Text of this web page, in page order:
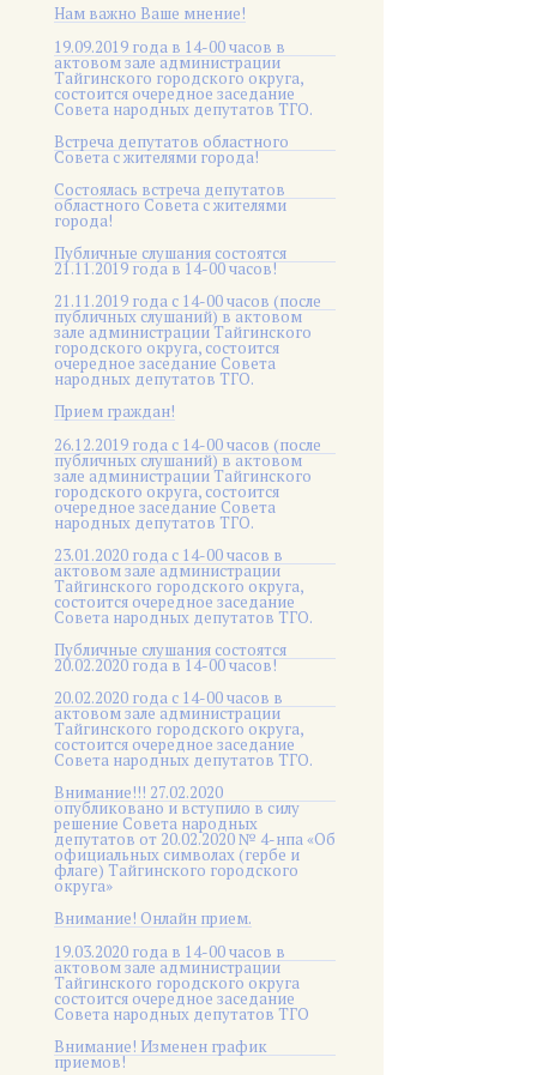
Нам важно Ваше мнение!
19.09.2019 года в 14-00 часов в
актовом зале администрации
Тайгинского городского округа,
состоится очередное заседание
Совета народных депутатов ТГО.
Встреча депутатов областного
Совета с жителями города!
Состоялась встреча депутатов
областного Совета с жителями
города!
Публичные слушания состоятся
21.11.2019 года в 14-00 часов!
21.11.2019 года с 14-00 часов (после
публичных слушаний) в актовом
зале администрации Тайгинского
городского округа, состоится
очередное заседание Совета
народных депутатов ТГО.
Прием граждан!
26.12.2019 года с 14-00 часов (после
публичных слушаний) в актовом
зале администрации Тайгинского
городского округа, состоится
очередное заседание Совета
народных депутатов ТГО.
23.01.2020 года с 14-00 часов в
актовом зале администрации
Тайгинского городского округа,
состоится очередное заседание
Совета народных депутатов ТГО.
Публичные слушания состоятся
20.02.2020 года в 14-00 часов!
20.02.2020 года с 14-00 часов в
актовом зале администрации
Тайгинского городского округа,
состоится очередное заседание
Совета народных депутатов ТГО.
Внимание!!! 27.02.2020
опубликовано и вступило в силу
решение Совета народных
депутатов от 20.02.2020 № 4-нпа «Об
официальных символах (гербе и
флаге) Тайгинского городского
округа»
Внимание! Онлайн прием.
19.03.2020 года в 14-00 часов в
актовом зале администрации
Тайгинского городского округа
состоится очередное заседание
Совета народных депутатов ТГО
Внимание! Изменен график
приемов!